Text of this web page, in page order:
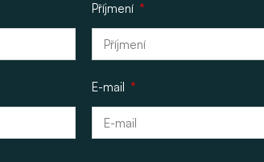
Příjmení
E-mail